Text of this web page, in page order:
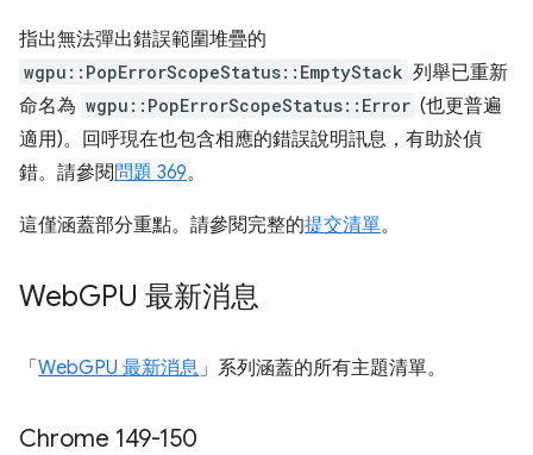
指出無法彈出錯誤範圍堆疊的
wgpu::PopErrorScopeStatus::EmptyStack 列舉已重新
命名為 wgpu::PopErrorScopeStatus::Error (也更普遍
適用)。回呼現在也包含相應的錯誤說明訊息，有助於偵
錯。請參閱問題 369。
這僅涵蓋部分重點。請參閱完整的提交清單。
WebGPU 最新消息
「WebGPU 最新消息 」系列涵蓋的所有主題清單。
Chrome 149-150